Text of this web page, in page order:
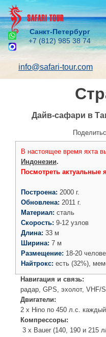
Санкт-Петербург
+7 (812) 985 38 74
info@safari-tour.com
Дайв-сафари в
В настоящее время яхта
Индонезии.
Посмотреть
Построена: 2000 г.
Обновлена: 2011 г.
Материал: сталь
Скорость: 9-12 узлов
Длина: 33 м
Ширина: 7 м
Размещение: 18-20
Найтрокс: есть (32%),
Навигация и связь:
радар, GPS, эхолот, VHF/
Двигатели:
2 x Hino по 450 л.с. каждый
Компрессоры:
3 x Bauer (140, 190 и 215